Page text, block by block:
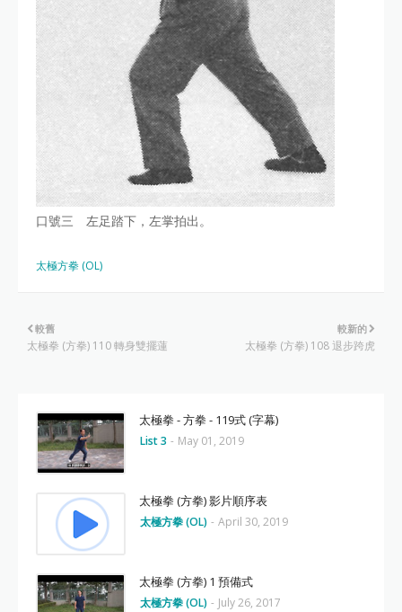
口號三 左足踏下，左掌拍出。
太極方拳 (OL)
較新的
太極拳 (方拳) 108 退步跨虎
較舊
太極拳 (方拳) 110 轉身雙擺蓮
太極拳 - 方拳 - 119式 (字幕)
List 3 - May 01, 2019
太極拳 (方拳) 影片順序表
太極方拳 (OL) - April 30, 2019
太極拳 (方拳) 1 預備式
太極方拳 (OL) - July 26, 2017